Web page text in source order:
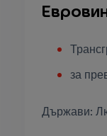
за
Държави: